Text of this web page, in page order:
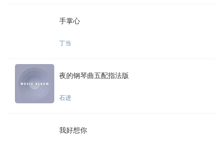
手掌心
丁当
夜的钢琴曲五配指法版
石进
我好想你